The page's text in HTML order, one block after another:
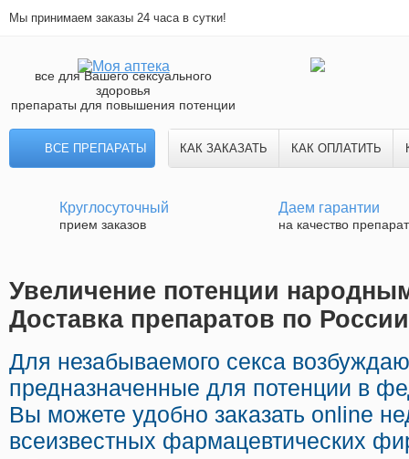
Мы принимаем заказы 24 часа в сутки!
все для Вашего сексуального
здоровья
препараты для повышения потенции
ВСЕ ПРЕПАРАТЫ КАК ЗАКАЗАТЬ КАК ОПЛАТИТЬ
Круглосуточный
прием заказов
Даем гарантии
на качество
Увеличение потенции
Доставка препаратов по России
Для незабываемого секса
предназначенные для потенции в
Вы можете удобно заказать online
всеизвестных фармацевтических